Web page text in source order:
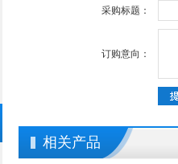
采购标题：
订购意向：
相关产品